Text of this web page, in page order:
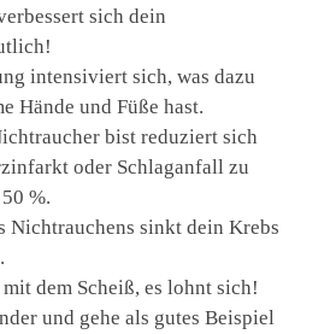
sich dein
intensiviert sich, was dazu
Hände und Füße hast.
bist reduziert sich
oder Schlaganfall zu
%.
Nichtrauchens sinkt dein Krebs
dem Scheiß, es lohnt sich!
und gehe als gutes Beispiel